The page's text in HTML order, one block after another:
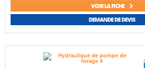
VOIR LA FICHE
DEMANDE DE DEVIS